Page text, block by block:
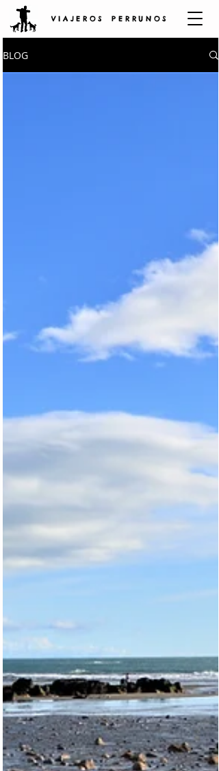
V I A J E R O S P E R R U N O S
BLOG